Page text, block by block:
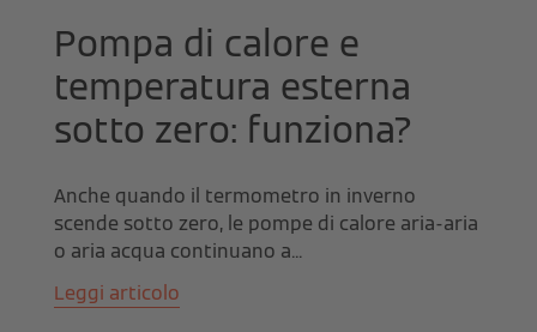
Pompa di calore e
temperatura esterna
sotto zero: funziona?
Anche quando il termometro in inverno
scende sotto zero, le pompe di calore aria-aria
o aria acqua continuano a...
Leggi articolo